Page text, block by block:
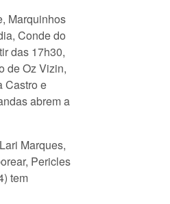
Marquinhos
Conde do
das 17h30,
de Oz Vizin,
Castro e
abrem a
Marques,
Pericles
tem